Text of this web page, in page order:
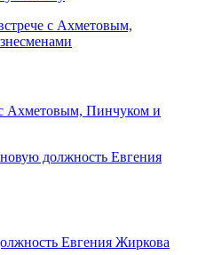
с Ахметовым, Пинчуком и
Евгения Жиркова